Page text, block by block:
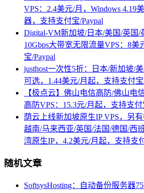
VPS：2.4美元/月，Windows 4.19
器，支持支付宝/Paypal
Digital-VM新加坡/日本/美国/英国/
10Gbps大带宽无限流量VPS：8美
宝/Paypal
justhost一次性5折：日本/新加坡/
可选，1.44美元/月起，支持支付宝
【极点云】佛山电信高防/佛山电
高防VPS：15.3元/月起，支持支
荫云上线新加坡原生IP VPS，另
越南/马来西亚/英国/法国/德国/西
湾原生IP，4.2美元/月起，支持支
随机文章
SoftsysHosting：自动备份服务器